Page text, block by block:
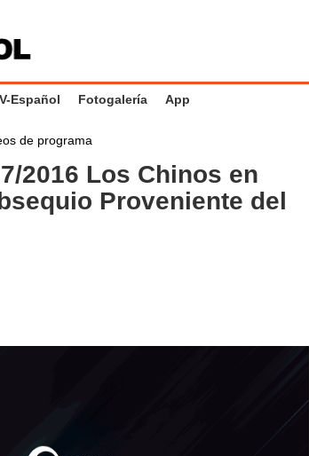
Español Fotogalería App
de programa
2016 Los Chinos en
Proveniente del